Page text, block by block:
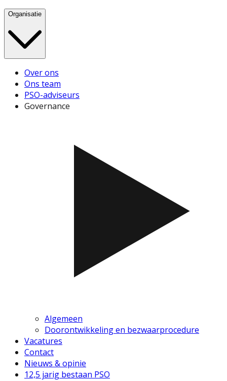
Organisatie
Over ons
Ons team
PSO-adviseurs
Governance
Algemeen
Doorontwikkeling en bezwaarprocedure
Vacatures
Contact
Nieuws & opinie
12,5 jarig bestaan PSO